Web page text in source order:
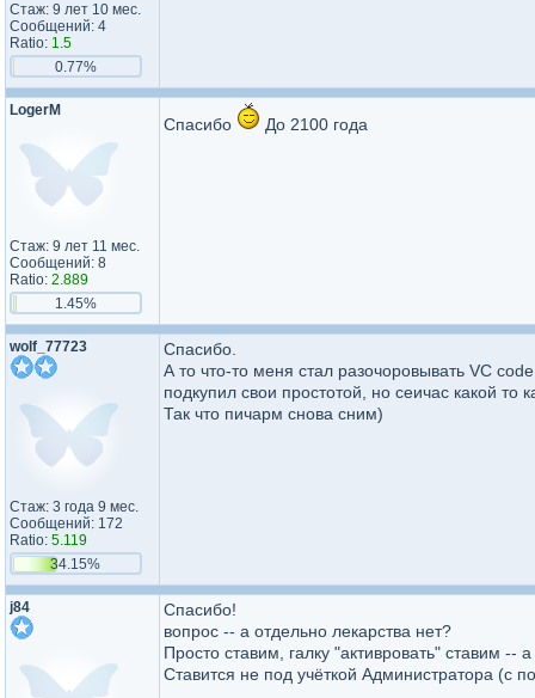
Стаж: 9 лет 10 мес.
Сообщений: 4
Ratio: 1.5
0.77%
LogerM
Стаж: 9 лет 11 мес.
Сообщений: 8
Ratio: 2.889
1.45%
Спасибо До 2100 года
wolf_77723
Стаж: 3 года 9 мес.
Сообщений: 172
Ratio: 5.119
34.15%
Спасибо.
А то что-то меня стал разочоровывать VC
подкупил свои простотой, но сеичас какой то
Так что пичарм снова сним)
j84
Спасибо!
вопрос -- а отдельно лекарства нет?
Просто ставим, галку "активровать" ставим --
Ставится не под учёткой Администратора (с